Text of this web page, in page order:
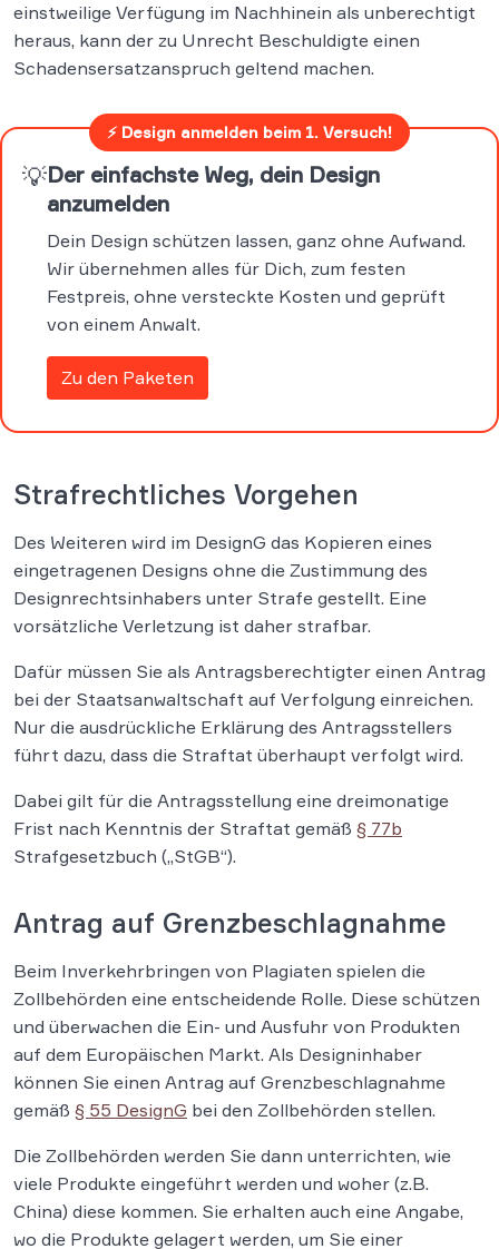
einstweilige Verfügung im Nachhinein als unberechtigt
heraus, kann der zu Unrecht Beschuldigte einen
Schadensersatzanspruch geltend machen.
⚡ Design anmelden beim 1. Versuch!
💡Der einfachste Weg, dein Design
anzumelden
Dein Design schützen lassen, ganz ohne Aufwand.
Wir übernehmen alles für Dich, zum festen
Festpreis, ohne versteckte Kosten und geprüft
von einem Anwalt.
Zu den Paketen
Strafrechtliches Vorgehen
Des Weiteren wird im DesignG das Kopieren eines
eingetragenen Designs ohne die Zustimmung des
Designrechtsinhabers unter Strafe gestellt. Eine
vorsätzliche Verletzung ist daher strafbar.
Dafür müssen Sie als Antragsberechtigter einen Antrag
bei der Staatsanwaltschaft auf Verfolgung einreichen.
Nur die ausdrückliche Erklärung des Antragsstellers
führt dazu, dass die Straftat überhaupt verfolgt wird.
Dabei gilt für die Antragsstellung eine dreimonatige
Frist nach Kenntnis der Straftat gemäß § 77b
Strafgesetzbuch („StGB“).
Antrag auf Grenzbeschlagnahme
Beim Inverkehrbringen von Plagiaten spielen die
Zollbehörden eine entscheidende Rolle. Diese schützen
und überwachen die Ein- und Ausfuhr von Produkten
auf dem Europäischen Markt. Als Designinhaber
können Sie einen Antrag auf Grenzbeschlagnahme
gemäß § 55 DesignG bei den Zollbehörden stellen.
Die Zollbehörden werden Sie dann unterrichten, wie
viele Produkte eingeführt werden und woher (z.B.
China) diese kommen. Sie erhalten auch eine Angabe,
wo die Produkte gelagert werden, um Sie einer